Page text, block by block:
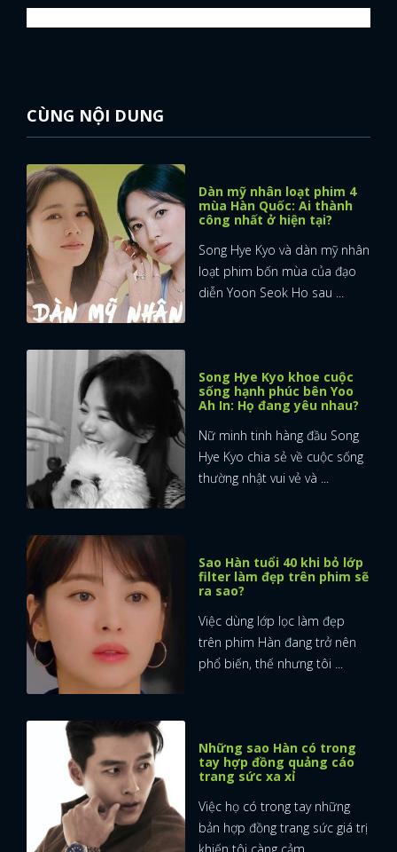
CÙNG NỘI DUNG
Dàn mỹ nhân loạt phim 4
mùa Hàn Quốc: Ai thành
công nhất ở hiện tại?
Song Hye Kyo và dàn mỹ nhân
loạt phim bốn mùa của đạo
diễn Yoon Seok Ho sau ...
Song Hye Kyo khoe cuộc
sống hạnh phúc bên Yoo
Ah In: Họ đang yêu nhau?
Nữ minh tinh hàng đầu Song
Hye Kyo chia sẻ về cuộc sống
thường nhật vui vẻ và ...
Sao Hàn tuổi 40 khi bỏ lớp
filter làm đẹp trên phim sẽ
ra sao?
Việc dùng lớp lọc làm đẹp
trên phim Hàn đang trở nên
phổ biến, thế nhưng tôi ...
Những sao Hàn có trong
tay hợp đồng quảng cáo
trang sức xa xỉ
Việc họ có trong tay những
bản hợp đồng trang sức giá trị